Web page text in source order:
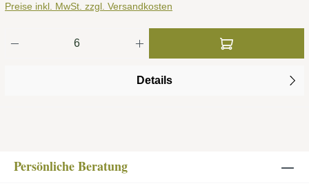
Preise inkl. MwSt. zzgl. Versandkosten
Produkt Anzahl: Gib den gewünschten
Details
Persönliche Beratung